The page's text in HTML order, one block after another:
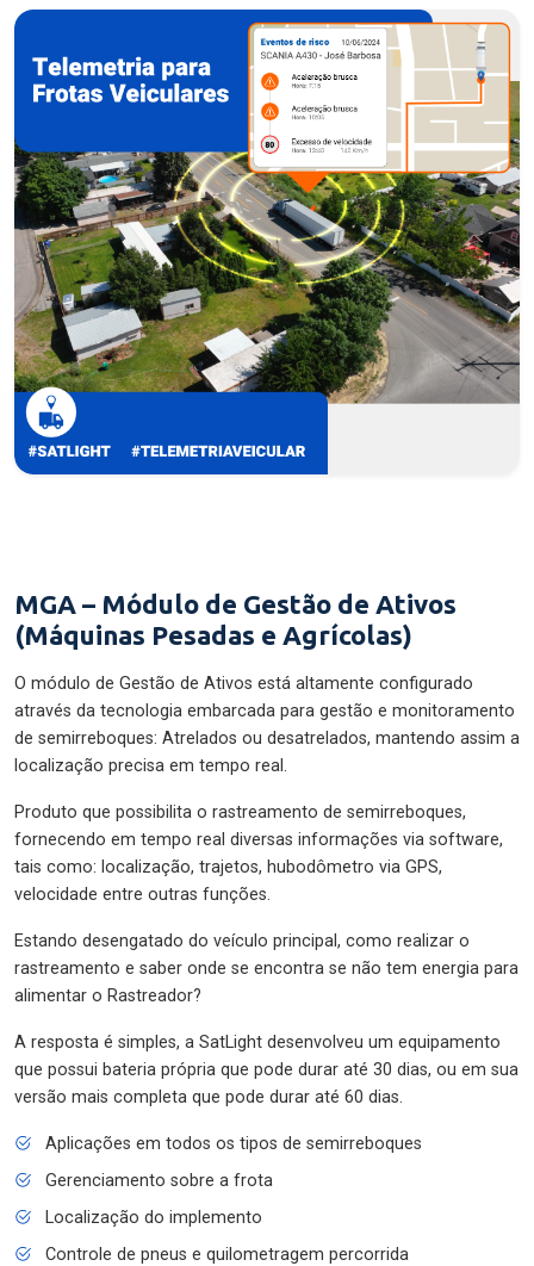
MGA – Módulo de Gestão de Ativos
(Máquinas Pesadas e Agrícolas)
O módulo de Gestão de Ativos está altamente configurado
através da tecnologia embarcada para gestão e monitoramento
de semirreboques: Atrelados ou desatrelados, mantendo assim a
localização precisa em tempo real.
Produto que possibilita o rastreamento de semirreboques,
fornecendo em tempo real diversas informações via software,
tais como: localização, trajetos, hubodômetro via GPS,
velocidade entre outras funções.
Estando desengatado do veículo principal, como realizar o
rastreamento e saber onde se encontra se não tem energia para
alimentar o Rastreador?
A resposta é simples, a SatLight desenvolveu um equipamento
que possui bateria própria que pode durar até 30 dias, ou em sua
versão mais completa que pode durar até 60 dias.
Aplicações em todos os tipos de semirreboques
Gerenciamento sobre a frota
Localização do implemento
Controle de pneus e quilometragem percorrida